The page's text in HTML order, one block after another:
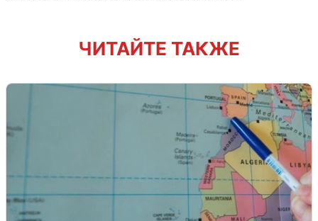
ЧИТАЙТЕ ТАКЖЕ